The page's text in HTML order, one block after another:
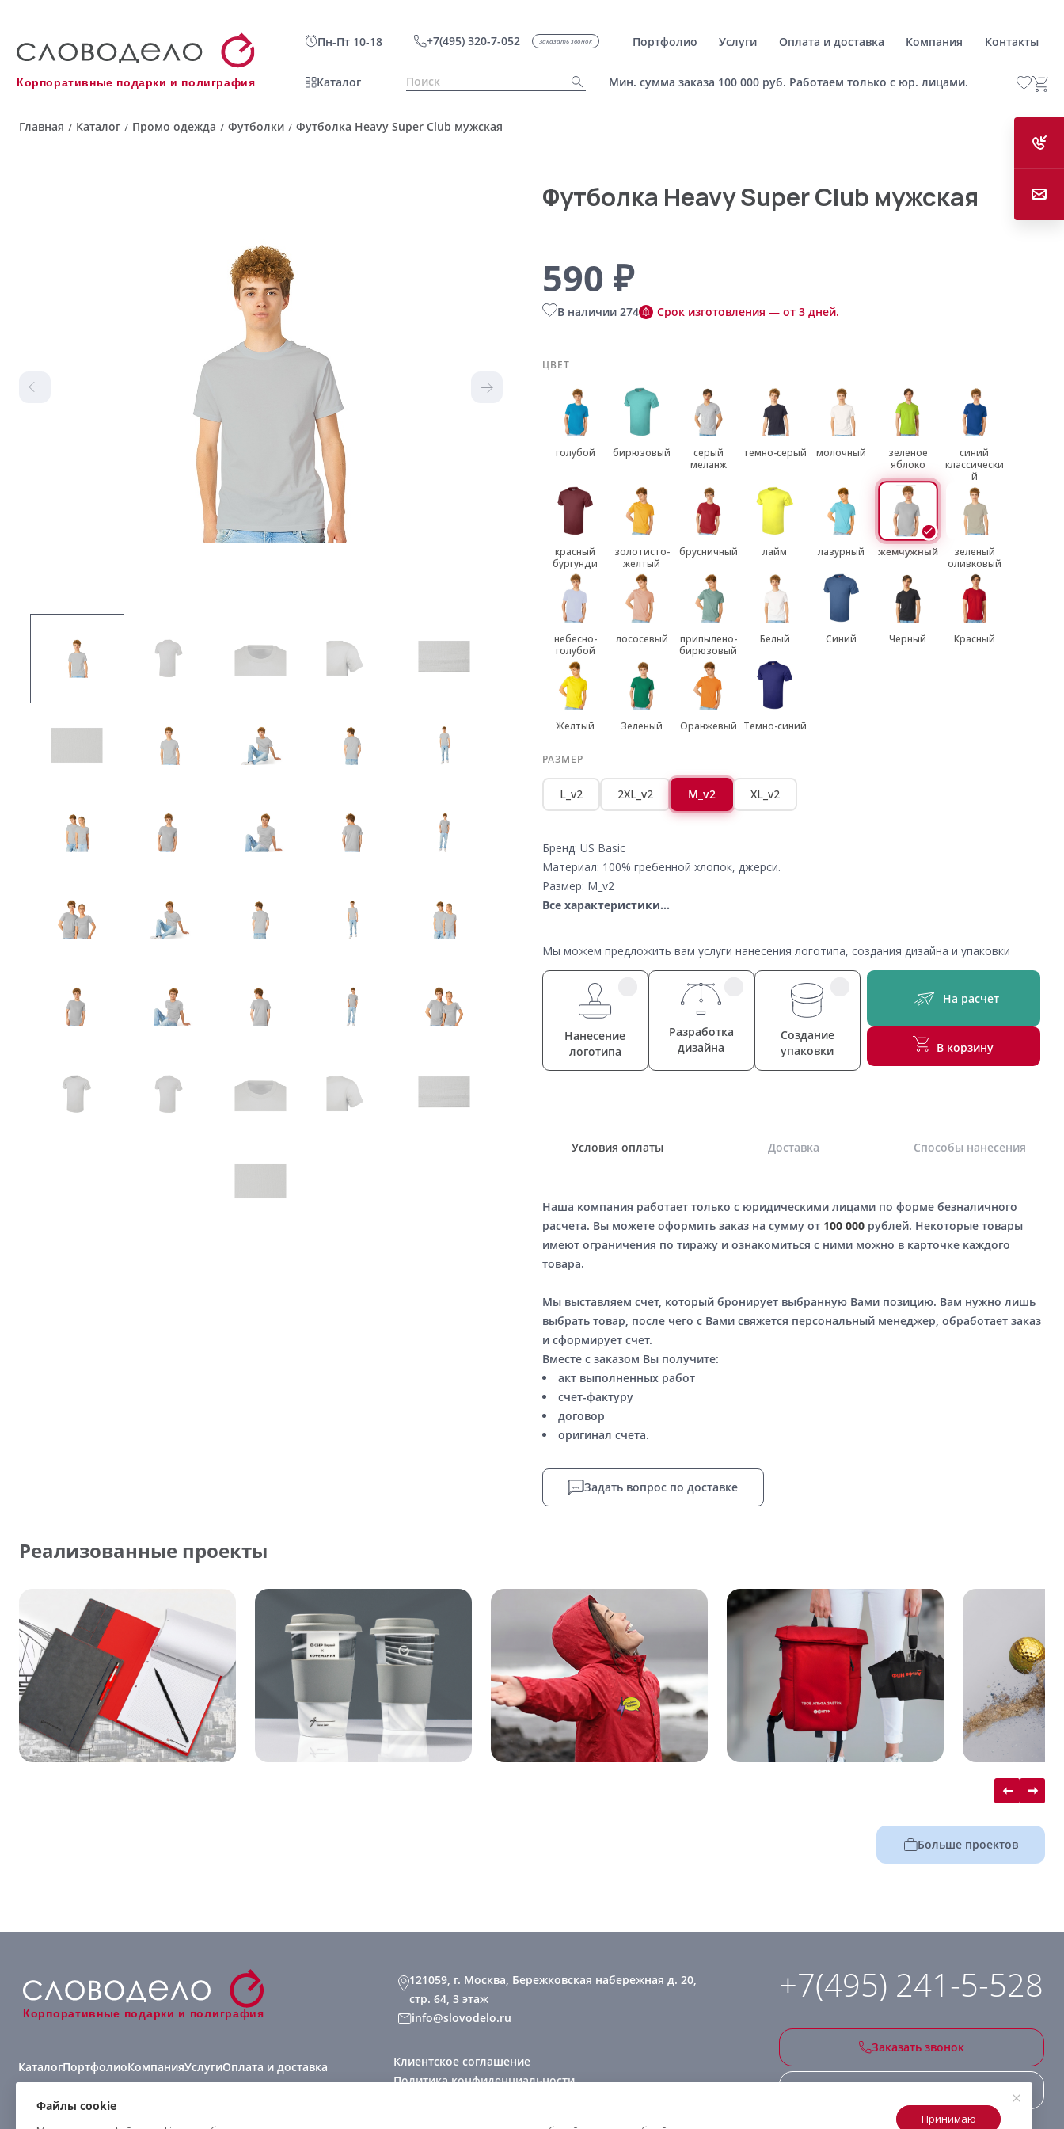
Корпоративные подарки и полиграфия
Пн-Пт 10-18 +7(495) 320-7-052 Заказать звонок Портфолио Услуги Оплата и доставка Компания Контакты
Каталог Мин. сумма заказа 100 000 руб. Работаем только с юр. лицами.
Главная / Каталог / Промо одежда / Футболки / Футболка Heavy Super Club мужская
Футболка Heavy Super Club мужская
590 ₽
В наличии 274 Срок изготовления — от 3 дней.
ЦВЕТ
голубой бирюзовый
серый
меланж
темно-серый молочный
зеленое
яблоко
синий
классически
й
красный
бургунди
золотисто-
желтый
брусничный лайм лазурный жемчужный
зеленый
оливковый
небесно-
голубой
лососевый
припылено-
бирюзовый
Белый Синий Черный Красный
Желтый Зеленый Оранжевый Темно-синий
РАЗМЕР
L_v2 2XL_v2 M_v2 XL_v2
Бренд: US Basic
Материал: 100% гребенной хлопок, джерси.
Размер: M_v2
Все характеристики...
Мы можем предложить вам услуги нанесения логотипа, создания дизайна и упаковки
Нанесение
логотипа
Разработка
дизайна
Создание
упаковки
На расчет
В корзину
Условия оплаты Доставка Способы нанесения
Наша компания работает только с юридическими лицами по форме безналичного
расчета. Вы можете оформить заказ на сумму от 100 000рублей. Некоторые товары
имеют ограничения по тиражу и ознакомиться с ними можно в карточке каждого
товара.
Мы выставляем счет, который бронирует выбранную Вами позицию. Вам нужно лишь
выбрать товар, после чего с Вами свяжется персональный менеджер, обработает заказ
и сформирует счет.
Вместе с заказом Вы получите:
акт выполненных работ
счет-фактуру
договор
оригинал счета.
Задать вопрос по доставке
Реализованные проекты
Больше проектов
Корпоративные подарки и полиграфия
КаталогПортфолиоКомпанияУслугиОплата и доставка
Виды нанесения
121059, г. Москва, Бережковская набережная д. 20,
стр. 64, 3 этаж
info@slovodelo.ru
+7(495) 241-5-528
Заказать звонок
Клиентское соглашение
Политика конфиденциальности
Файлы cookie
Принимаю